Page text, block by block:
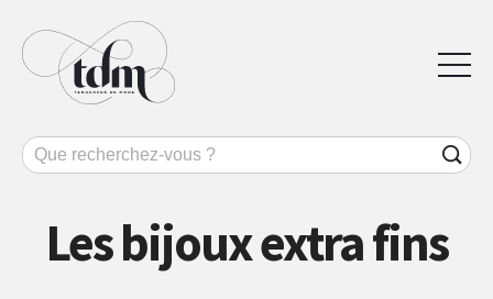
Les bijoux extra fins